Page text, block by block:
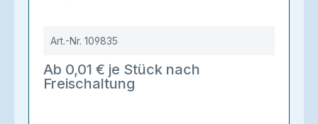
Art.-Nr. 109835
Ab 0,01 € je Stück nach
Freischaltung